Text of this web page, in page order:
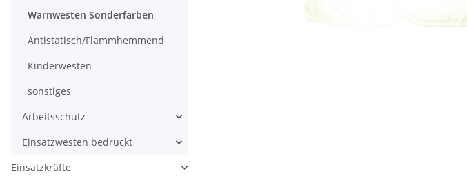
Warnwesten Sonderfarben
Antistatisch/Flammhemmend
Kinderwesten
sonstiges
Arbeitsschutz
Einsatzwesten bedruckt
Einsatzkräfte